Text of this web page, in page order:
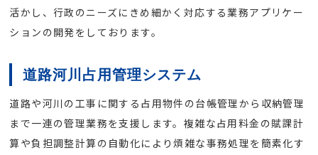
活かし、行政のニーズにきめ細かく対応する業務アプリケー
ションの開発をしております。
道路河川占用管理システム
道路や河川の工事に関する占用物件の台帳管理から収納管理
まで一連の管理業務を支援します。複雑な占用料金の賦課計
算や負担調整計算の自動化により煩雑な事務処理を簡素化す